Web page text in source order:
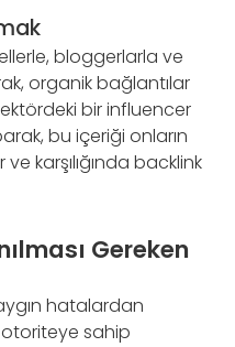
bloggerlarla ve
organik bağlantılar
bir influencer
bu içeriği onların
karşılığında backlink
Gereken
hatalardan
otoriteye sahip